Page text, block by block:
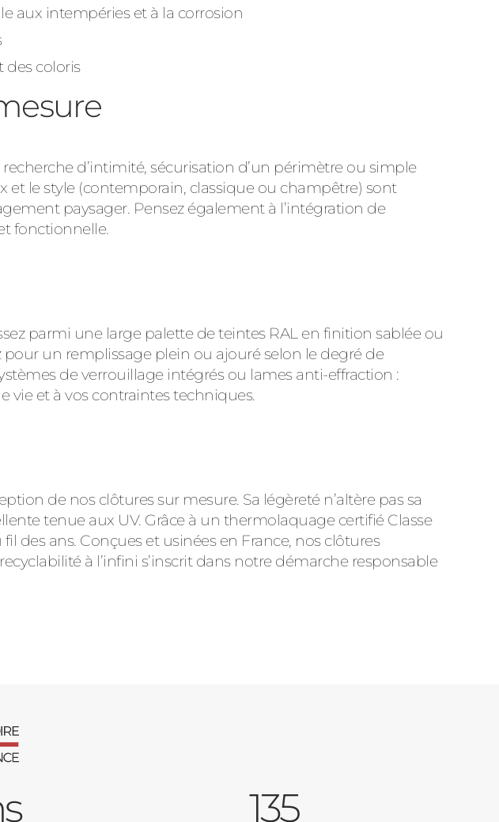
aux intempéries et à la corrosion
des coloris
d’intimité, sécurisation d’un périmètre ou simple
le style (contemporain, classique ou champêtre) sont
paysager. Pensez également à l’intégration de
fonctionnelle.
parmi une large palette de teintes RAL en finition sablée ou
pour un remplissage plein ou ajouré selon le degré de
de verrouillage intégrés ou lames anti-effraction :
vie et à vos contraintes techniques.
de nos clôtures sur mesure. Sa légèreté n’altère pas sa
tenue aux UV. Grâce à un thermolaquage certifié Classe
des ans. Conçues et usinées en France, nos clôtures
à l’infini s’inscrit dans notre démarche responsable
135